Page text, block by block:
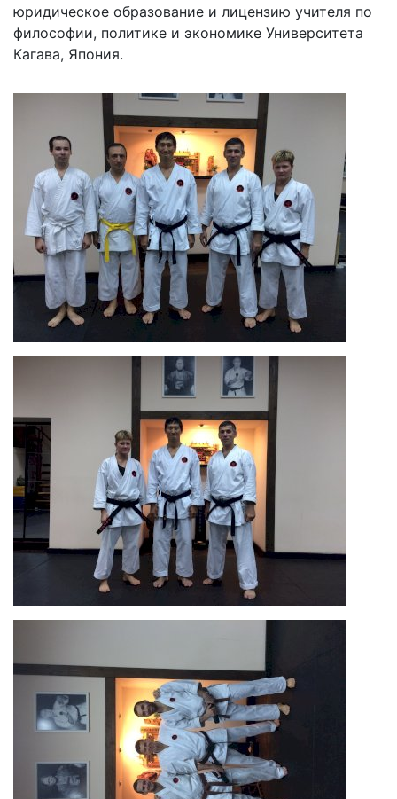
юридическое образование и лицензию учителя по
философии, политике и экономике Университета
Кагава, Япония.